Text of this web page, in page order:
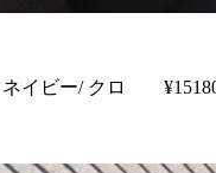
ネイビー/ クロ